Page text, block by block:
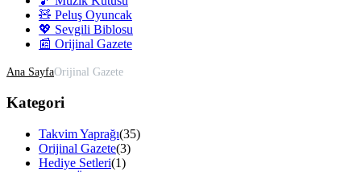
🧸 Peluş Oyuncak
💖 Sevgili Biblosu
📰 Orijinal Gazete
Ana SayfaOrijinal Gazete
Kategori
Takvim Yaprağı(35)
Orijinal Gazete(3)
Hediye Setleri(1)